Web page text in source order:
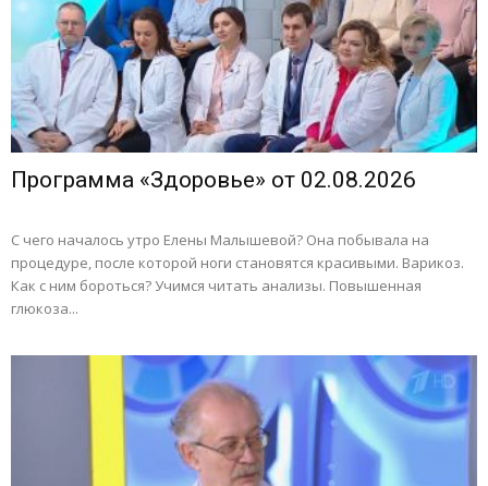
Программа «Здоровье» от 02.08.2026
С чего началось утро Елены Малышевой? Она побывала на
процедуре, после которой ноги становятся красивыми. Варикоз.
Как с ним бороться? Учимся читать анализы. Повышенная
глюкоза...